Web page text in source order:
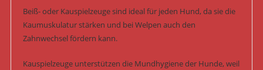
Beiß- oder Kauspielzeuge sind ideal für jeden Hund, da sie die
Kaumuskulatur stärken und bei Welpen auch den
Zahnwechsel fördern kann.
Kauspielzeuge unterstützen die Mundhygiene der Hunde, weil